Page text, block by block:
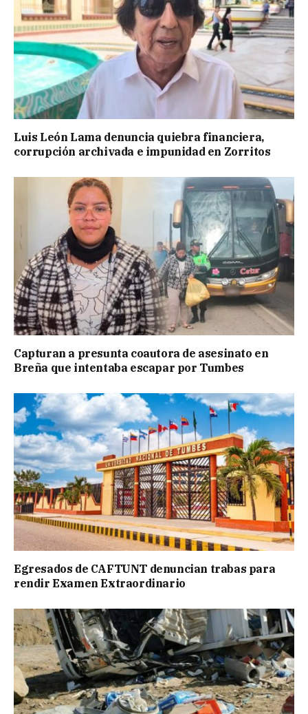
Luis León Lama denuncia quiebra financiera,
corrupción archivada e impunidad en Zorritos
Capturan a presunta coautora de asesinato en
Breña que intentaba escapar por Tumbes
Egresados de CAFTUNT denuncian trabas para
rendir Examen Extraordinario